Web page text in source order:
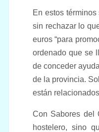
En estos
sin rechazar lo
euros “para
ordenado que se
de conceder
de la provincia.
están
Con Sabores del
hostelero, sino